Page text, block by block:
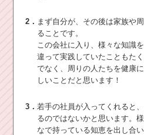
2． まず自分が、その後は家族や
ることです。
この会社に入り、様々な知識
違って実践していたこともた
でなく、周りの人たちを健康
しいことだと思います！
3．若手の社員が入ってくれると
るのではないかと思います。
なで持っている知恵を出し合